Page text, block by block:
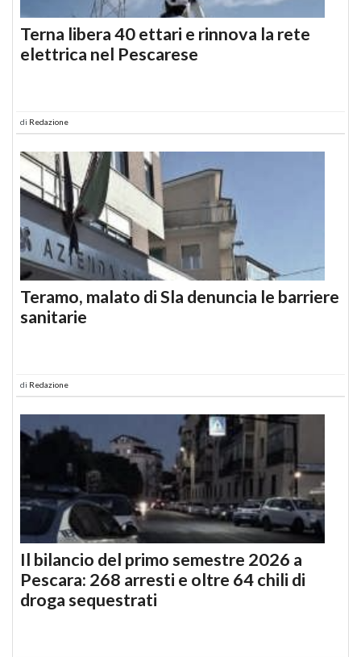
Terna libera 40 ettari e rinnova la rete
elettrica nel Pescarese
di Redazione
Teramo, malato di Sla denuncia le barriere
sanitarie
di Redazione
Il bilancio del primo semestre 2026 a
Pescara: 268 arresti e oltre 64 chili di
droga sequestrati